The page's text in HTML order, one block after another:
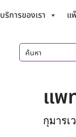
บริการของเรา แ
แพ
กุมารเ